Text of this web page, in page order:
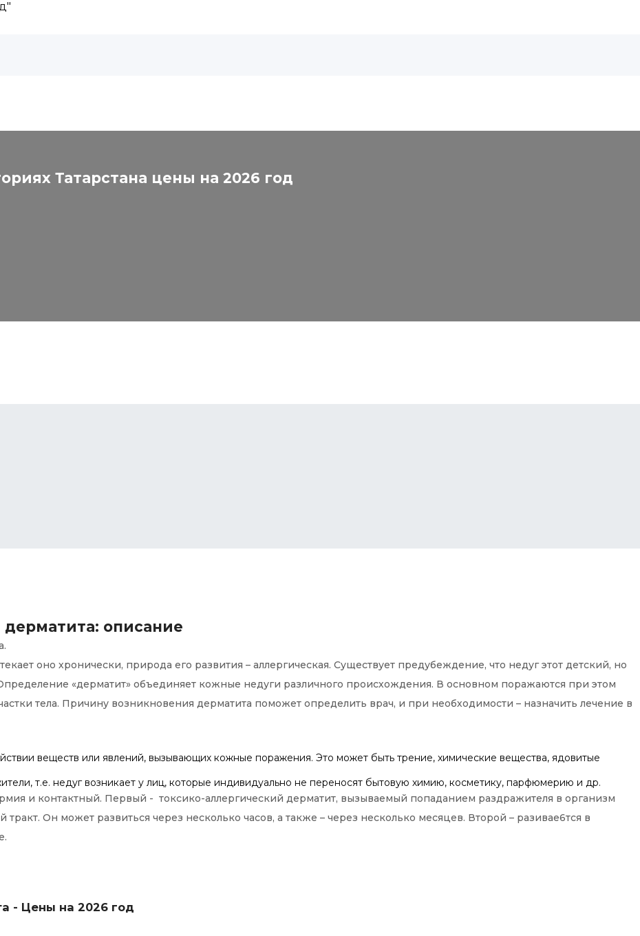
Татарстана цены на 2026 год
дерматита: описание
оно хронически, природа его развития – аллергическая. Существует предубеждение, что недуг этот детский, но
«дерматит» объединяет кожные недуги различного происхождения. В основном поражаются при этом
тела. Причину возникновения дерматита поможет определить врач, и при необходимости – назначить лечение в
веществ или явлений, вызывающих кожные поражения. Это может быть трение, химические вещества, ядовитые
т.е. недуг возникает у лиц, которые индивидуально не переносят бытовую химию, косметику, парфюмерию и др.
и контактный. Первый - токсико-аллергический дерматит, вызываемый попаданием раздражителя в организм
Он может развиться через несколько часов, а также – через несколько месяцев. Второй – разивае6тся в
- Цены на 2026 год